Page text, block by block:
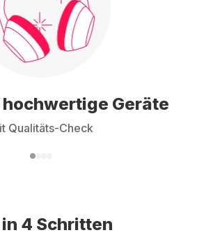
hochwertige Geräte
Qualitäts-Check
4 Schritten